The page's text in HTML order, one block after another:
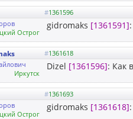
#1361596
Острог
gidromaks [1361591]
#1361618
Иркутск
Dizel [1361596]: Как
#1361693
Острог
gidromaks [1361618]